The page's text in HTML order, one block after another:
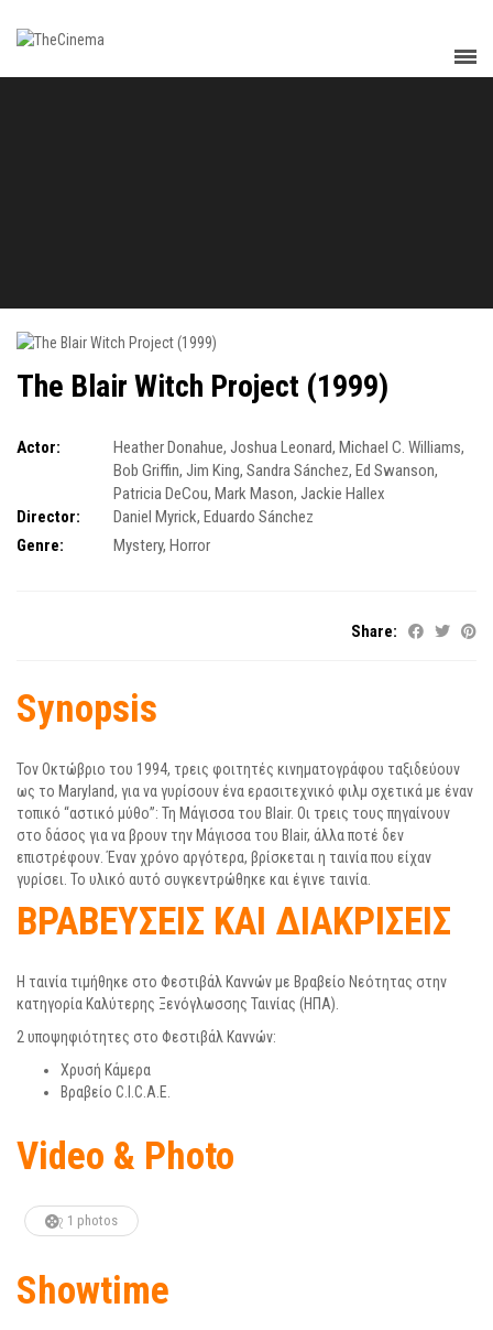
The Blair Witch Project (1999)
Actor: Heather Donahue, Joshua Leonard, Michael C. Williams,
Bob Griffin, Jim King, Sandra Sánchez, Ed Swanson,
Patricia DeCou, Mark Mason, Jackie Hallex
Director:
Daniel Myrick, Eduardo Sánchez
Genre:
Mystery, Horror
Share:
Synopsis
Τον Οκτώβριο του 1994, τρεις φοιτητές κινηματογράφου ταξιδεύουν
ως το Maryland, για να γυρίσουν ένα ερασιτεχνικό φιλμ σχετικά με έναν
τοπικό “αστικό μύθο”: Τη Μάγισσα του Blair. Οι τρεις τους πηγαίνουν
στο δάσος για να βρουν την Μάγισσα του Blair, άλλα ποτέ δεν
επιστρέφουν. Έναν χρόνο αργότερα, βρίσκεται η ταινία που είχαν
γυρίσει. Το υλικό αυτό συγκεντρώθηκε και έγινε ταινία.
ΒΡΑΒΕΥΣΕΙΣ ΚΑΙ ΔΙΑΚΡΙΣΕΙΣ
Η ταινία τιμήθηκε στο Φεστιβάλ Καννών με Βραβείο Νεότητας στην
κατηγορία Καλύτερης Ξενόγλωσσης Ταινίας (HΠΑ).
2 υποψηφιότητες στο Φεστιβάλ Καννών:
Χρυσή Κάμερα
Βραβείο C.I.C.A.E.
Video & Photo
1 photos
Showtime